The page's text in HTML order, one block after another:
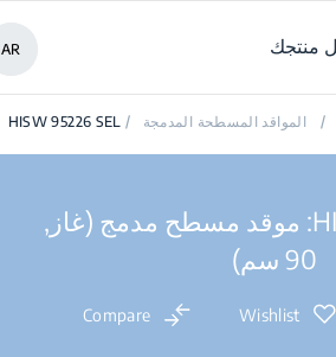
منتجك AR
/ المواقد المسطحة المدمجة /
HISW 95226 SEL
HISW 95226 SEL: موقد مسطح مدمج (غاز,
90 سم)
Wishlist
Compare